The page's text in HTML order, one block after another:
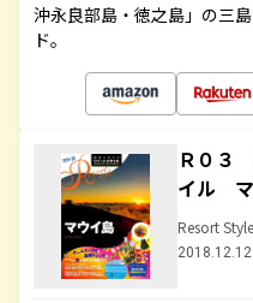
沖永良部島・徳之島」の三
ド。
Ｒ０３
イル マ
Resort Style